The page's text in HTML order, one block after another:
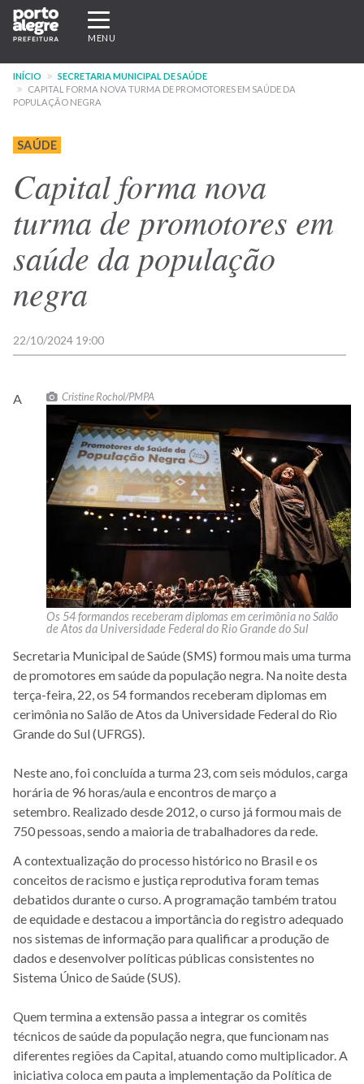
Pular
para
conteúdo
principal
Expandir/recolher
navegação
MENU
INÍCIO
SECRETARIA MUNICIPAL DE SAÚDE
CAPITAL FORMA NOVA TURMA DE PROMOTORES EM SAÚDE DA
POPULAÇÃO NEGRA
SAÚDE
Capital forma nova
turma de promotores em
saúde da população
negra
22/10/2024 19:00
Cristine Rochol/PMPA
Os 54 formandos receberam diplomas em cerimônia no Salão
de Atos da Universidade Federal do Rio Grande do Sul
A
Secretaria Municipal de Saúde (SMS) formou mais uma turma
de promotores em saúde da população negra. Na noite desta
terça-feira, 22, os 54 formandos receberam diplomas em
cerimônia no Salão de Atos da Universidade Federal do Rio
Grande do Sul (UFRGS).
Neste ano, foi concluída a turma 23, com seis módulos, carga
horária de 96 horas/aula e encontros de março a
setembro. Realizado desde 2012, o curso já formou mais de
750 pessoas, sendo a maioria de trabalhadores da rede.
A contextualização do processo histórico no Brasil e os
conceitos de racismo e justiça reprodutiva foram temas
debatidos durante o curso. A programação também tratou
de equidade e destacou a importância do registro adequado
nos sistemas de informação para qualificar a produção de
dados e desenvolver políticas públicas consistentes no
Sistema Único de Saúde (SUS).
Quem termina a extensão passa a integrar os comitês
técnicos de saúde da população negra, que funcionam nas
diferentes regiões da Capital, atuando como multiplicador. A
iniciativa coloca em pauta a implementação da Política de